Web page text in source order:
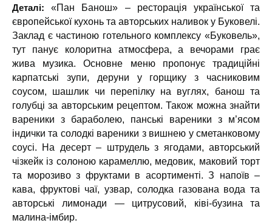
Деталі:«Пан Банош» – ресторація української та
європейської кухонь та авторських наливок у Буковелі.
Заклад є частиною готельного комплексу «Буковель»,
тут панує колоритна атмосфера, а вечорами грає
жива музика. Основне меню пропонує традиційні
карпатські зупи, деруни у горщику з часниковим
соусом, шашлик чи перепілку на вуглях, банош та
голубці за авторським рецептом. Також можна знайти
вареники з бараболею, панські вареники з м’ясом
індички та солодкі вареники з вишнею у сметанковому
соусі. На десерт – штрудель з ягодами, авторський
чізкейк із солоною карамеллю, медовик, маковий торт
та морозиво з фруктами в асортименті. З напоїв –
кава, фруктові чаї, узвар, солодка газована вода та
авторські лимонади — цитрусовий, ківі-бузина та
малина-імбир.